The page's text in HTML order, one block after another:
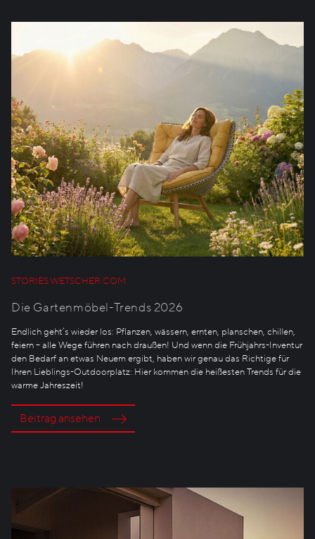
STORIES.WETSCHER.COM
Die Gartenmöbel-Trends 2026
Endlich geht’s wieder los: Pflanzen, wässern, ernten, planschen, chillen,
feiern – alle Wege führen nach draußen! Und wenn die Frühjahrs-Inventur
den Bedarf an etwas Neuem ergibt, haben wir genau das Richtige für
Ihren Lieblings-Outdoorplatz: Hier kommen die heißesten Trends für die
warme Jahreszeit!
Beitrag ansehen